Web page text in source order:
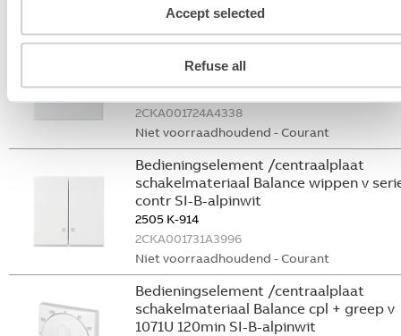
Accept selected
Refuse all
Niet voorraadhoudend - Courant
Onderdeel/centraalplaat
schakelmateriaal Balance cpl 1 of 2 x
telefoon vast SI-B-alpinwit
2536-914
2CKA001724A4338
Niet voorraadhoudend - Courant
Bedieningselement /centraalplaat
schakelmateriaal Balance wippen v
contr SI-B-alpinwit
2505 K-914
2CKA001731A3996
Niet voorraadhoudend - Courant
Bedieningselement /centraalplaat
schakelmateriaal Balance cpl + greep v
1071U 120min SI-B-alpinwit